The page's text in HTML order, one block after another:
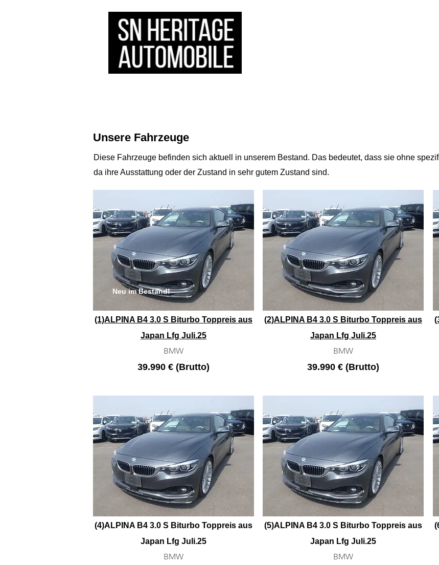
Unsere Fahrzeuge​
Diese Fahrzeuge befinden sich aktuell in unserem Bestand. Das bedeutet, dass sie ohne
da ihre Ausstattung oder der Zustand in sehr gutem Zustand sind.
Neu im Bestand!
(1)ALPINA B4 3.0 S Biturbo Toppreis aus
Japan Lfg Juli.25
BMW
39.990 € (Brutto)
(2)ALPINA B4 3.0 S Biturbo Toppreis aus
Japan Lfg Juli.25
BMW
39.990 € (Brutto)
(4)ALPINA B4 3.0 S Biturbo Toppreis aus
Japan Lfg Juli.25
BMW
(5)ALPINA B4 3.0 S Biturbo Toppreis aus
Japan Lfg Juli.25
BMW